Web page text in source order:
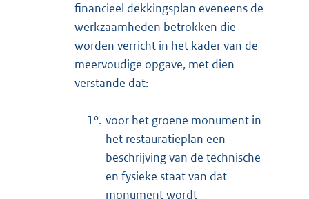
financieel dekkingsplan eveneens de
werkzaamheden betrokken die
worden verricht in het kader van de
meervoudige opgave, met dien
verstande dat:
1°. voor het groene monument in
het restauratieplan een
beschrijving van de technische
en fysieke staat van dat
monument wordt